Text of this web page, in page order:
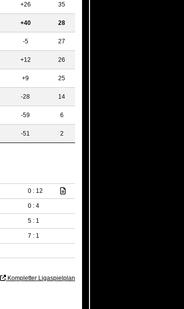
+26 35
+40 28
-5 27
+12 26
+9 25
-28 14
-59 6
-51 2
0 : 12
0 : 4
5 : 1
7 : 1
Kompletter Ligaspielplan